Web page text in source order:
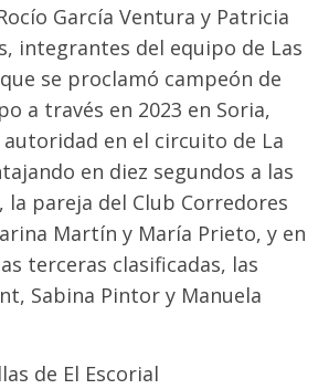
García Ventura y Patricia
integrantes del equipo de Las
se proclamó campeón de
a través en 2023 en Soria,
en el circuito de La
en diez segundos a las
la pareja del Club Corredores
Martín y María Prieto, y en
terceras clasificadas, las
Sabina Pintor y Manuela